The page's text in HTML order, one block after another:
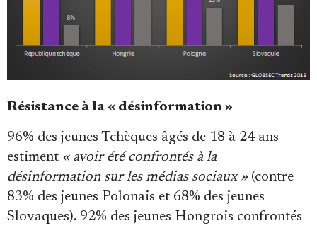
Résistance à la « désinformation »
96% des jeunes Tchèques âgés de 18 à 24 ans
estiment « avoir été confrontés à la
désinformation sur les médias sociaux »(contre
83% des jeunes Polonais et 68% des jeunes
Slovaques). 92% des jeunes Hongrois confrontés